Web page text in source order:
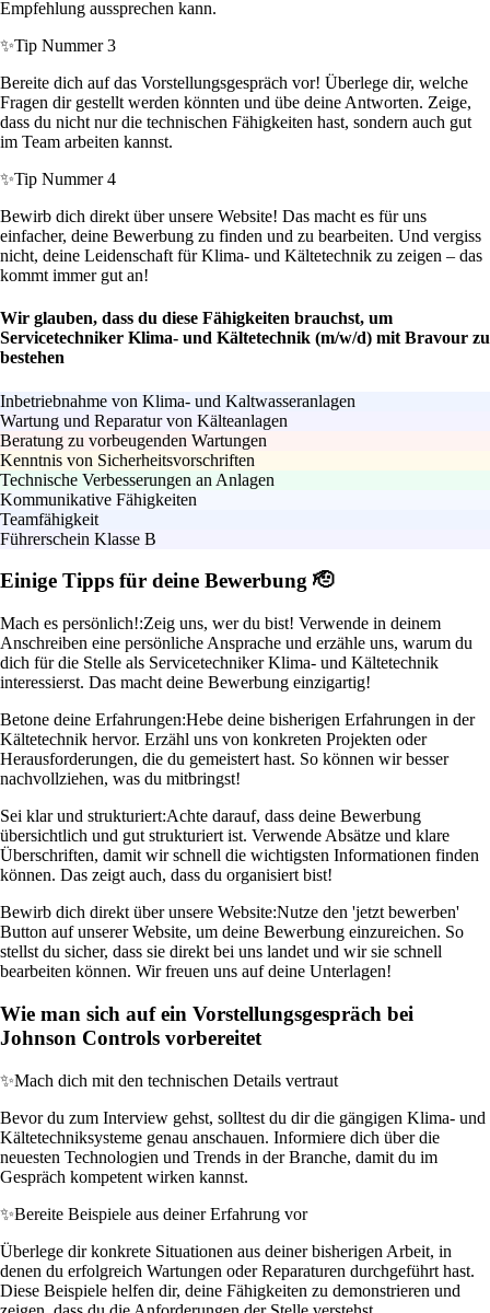
Empfehlung aussprechen kann.
✨Tip Nummer 3
Bereite dich auf das Vorstellungsgespräch vor! Überlege dir, welche
Fragen dir gestellt werden könnten und übe deine Antworten. Zeige,
dass du nicht nur die technischen Fähigkeiten hast, sondern auch gut
im Team arbeiten kannst.
✨Tip Nummer 4
Bewirb dich direkt über unsere Website! Das macht es für uns
einfacher, deine Bewerbung zu finden und zu bearbeiten. Und vergiss
nicht, deine Leidenschaft für Klima- und Kältetechnik zu zeigen – das
kommt immer gut an!
Wir glauben, dass du diese Fähigkeiten brauchst, um
Servicetechniker Klima- und Kältetechnik (m/w/d) mit Bravour zu
bestehen
Inbetriebnahme von Klima- und Kaltwasseranlagen
Wartung und Reparatur von Kälteanlagen
Beratung zu vorbeugenden Wartungen
Kenntnis von Sicherheitsvorschriften
Technische Verbesserungen an Anlagen
Kommunikative Fähigkeiten
Teamfähigkeit
Führerschein Klasse B
Einige Tipps für deine Bewerbung 🫡
Mach es persönlich!:Zeig uns, wer du bist! Verwende in deinem
Anschreiben eine persönliche Ansprache und erzähle uns, warum du
dich für die Stelle als Servicetechniker Klima- und Kältetechnik
interessierst. Das macht deine Bewerbung einzigartig!
Betone deine Erfahrungen:Hebe deine bisherigen Erfahrungen in der
Kältetechnik hervor. Erzähl uns von konkreten Projekten oder
Herausforderungen, die du gemeistert hast. So können wir besser
nachvollziehen, was du mitbringst!
Sei klar und strukturiert:Achte darauf, dass deine Bewerbung
übersichtlich und gut strukturiert ist. Verwende Absätze und klare
Überschriften, damit wir schnell die wichtigsten Informationen finden
können. Das zeigt auch, dass du organisiert bist!
Bewirb dich direkt über unsere Website:Nutze den 'jetzt bewerben'
Button auf unserer Website, um deine Bewerbung einzureichen. So
stellst du sicher, dass sie direkt bei uns landet und wir sie schnell
bearbeiten können. Wir freuen uns auf deine Unterlagen!
Wie man sich auf ein Vorstellungsgespräch bei
Johnson Controls vorbereitet
✨Mach dich mit den technischen Details vertraut
Bevor du zum Interview gehst, solltest du dir die gängigen Klima- und
Kältetechniksysteme genau anschauen. Informiere dich über die
neuesten Technologien und Trends in der Branche, damit du im
Gespräch kompetent wirken kannst.
✨Bereite Beispiele aus deiner Erfahrung vor
Überlege dir konkrete Situationen aus deiner bisherigen Arbeit, in
denen du erfolgreich Wartungen oder Reparaturen durchgeführt hast.
Diese Beispiele helfen dir, deine Fähigkeiten zu demonstrieren und